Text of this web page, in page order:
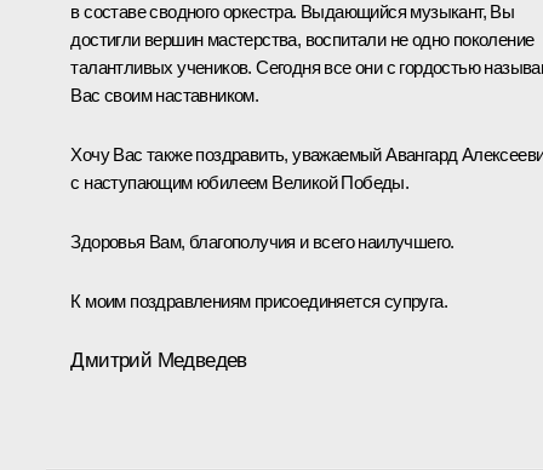
в составе сводного оркестра. Выдающийся музыкант, Вы
достигли вершин мастерства, воспитали не одно поколение
талантливых учеников. Сегодня все они с гордостью
Вас своим наставником.
Хочу Вас также поздравить, уважаемый Авангард
с наступающим юбилеем Великой Победы.
Здоровья Вам, благополучия и всего наилучшего.
К моим поздравлениям присоединяется супруга.
Дмитрий Медведев